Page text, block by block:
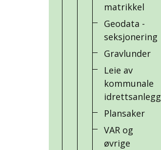
matrikkel
Geodata -
seksjonering
Gravlunder
Leie av
kommunale
idrettsanlegg
Plansaker
VAR og
øvrige